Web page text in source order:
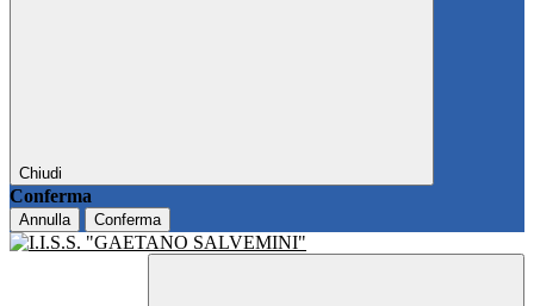
Chiudi
Conferma
Annulla Conferma